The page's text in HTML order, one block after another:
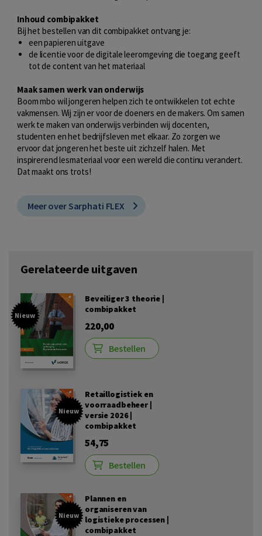
Inhoud combipakket
Bij het bestellen van dit combipakket ontvang je:
een papieren uitgave
de licentie voor de digitale leeromgeving die toegang geeft
tot de content van het materiaal
Maak samen werk van onderwijs
Boom mbo wil jongeren helpen zich te ontwikkelen tot echte
vakmensen. Wij zijn er voor de doeners en de makers. Om samen
werk te maken van onderwijs verbinden wij docenten,
studenten en het bedrijfsleven met elkaar. Zo zorgen we
ervoor dat jongeren het beste uit zichzelf halen. Met
inspirerend lesmateriaal voor een wereld die continu verandert.
Dat maakt ons trots!
Meer over Sarphati FLEX
Gerelateerde uitgaven
Nieuw
Beveiliger 3 theorie |
combipakket
220,00
Bestellen
Nieuw
Retaillogistiek en
voorraadbeheer |
versie 2026 |
combipakket
54,75
Bestellen
Nieuw
Plannen en
organiseren van
logistieke processen |
combipakket